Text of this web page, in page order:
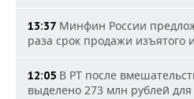
13:37 Минфин России
раза срок продажи изъятого
12:05 В РТ после
выделено 273 млн рублей